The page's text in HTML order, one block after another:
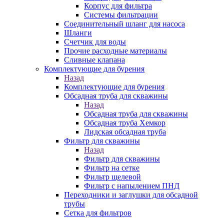
Корпус для фильтра
Системы фильтрации
Соединительный шланг для насоса
Шланги
Счетчик для воды
Прочие расходные материалы
Сливные клапана
Комплектующие для бурения
Назад
Комплектующие для бурения
Обсадная труба для скважины
Назад
Обсадная труба для скважины
Обсадная труба Хемкор
Лидская обсадная труба
Фильтр для скважины
Назад
Фильтр для скважины
Фильтр на сетке
Фильтр щелевой
Фильтр с напылением ПНД
Переходники и заглушки для обсадной
трубы
Сетка для фильтров